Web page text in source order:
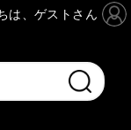
は、ゲストさん